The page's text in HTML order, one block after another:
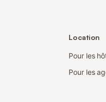
Location
Pour les
Pour les